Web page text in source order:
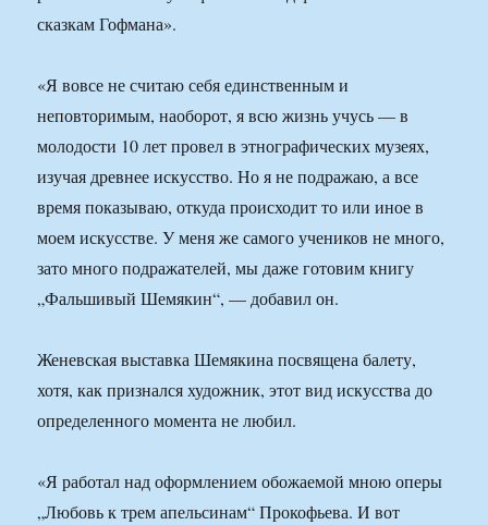
сказкам Гофмана».
«Я вовсе не считаю себя единственным и
неповторимым, наоборот, я всю жизнь учусь — в
молодости 10 лет провел в этнографических музеях,
изучая древнее искусство. Но я не подражаю, а все
время показываю, откуда происходит то или иное в
моем искусстве. У меня же самого учеников не много,
зато много подражателей, мы даже готовим книгу
„Фальшивый Шемякин“, — добавил он.
Женевская выставка Шемякина посвящена балету,
хотя, как признался художник, этот вид искусства до
определенного момента не любил.
«Я работал над оформлением обожаемой мною оперы
„Любовь к трем апельсинам“ Прокофьева. И вот